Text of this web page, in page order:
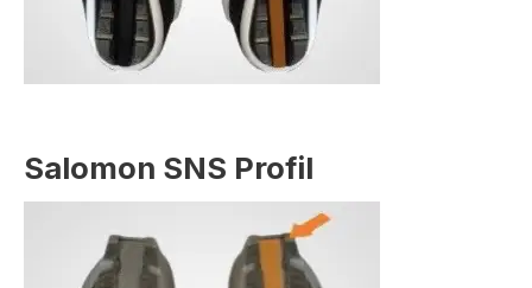
Salomon SNS Profil